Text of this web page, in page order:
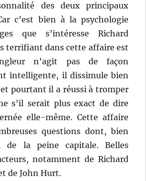
des deux principaux
c’est bien à la psychologie
que s’intéresse Richard
terrifiant dans cette affaire est
n’agit pas de façon
intelligente, il dissimule bien
pourtant il a réussi à tromper
s’il serait plus exact de dire
elle-même. Cette affaire
questions dont, bien
de la peine capitale. Belles
notamment de Richard
de John Hurt.